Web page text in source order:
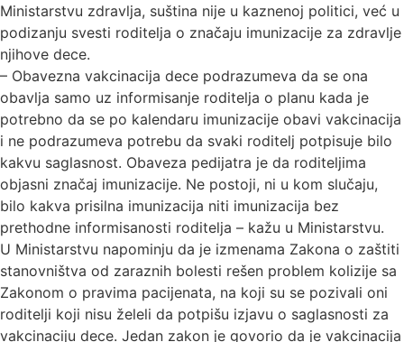
Ministarstvu zdravlja, suština nije u kaznenoj politici, već u
podizanju svesti roditelja o značaju imunizacije za zdravlje
njihove dece.
– Obavezna vakcinacija dece podrazumeva da se ona
obavlja samo uz informisanje roditelja o planu kada je
potrebno da se po kalendaru imunizacije obavi vakcinacija
i ne podrazumeva potrebu da svaki roditelj potpisuje bilo
kakvu saglasnost. Obaveza pedijatra je da roditeljima
objasni značaj imunizacije. Ne postoji, ni u kom slučaju,
bilo kakva prisilna imunizacija niti imunizacija bez
prethodne informisanosti roditelja – kažu u Ministarstvu.
U Ministarstvu napominju da je izmenama Zakona o zaštiti
stanovništva od zaraznih bolesti rešen problem kolizije sa
Zakonom o pravima pacijenata, na koji su se pozivali oni
roditelji koji nisu želeli da potpišu izjavu o saglasnosti za
vakcinaciju dece. Jedan zakon je govorio da je vakcinacija